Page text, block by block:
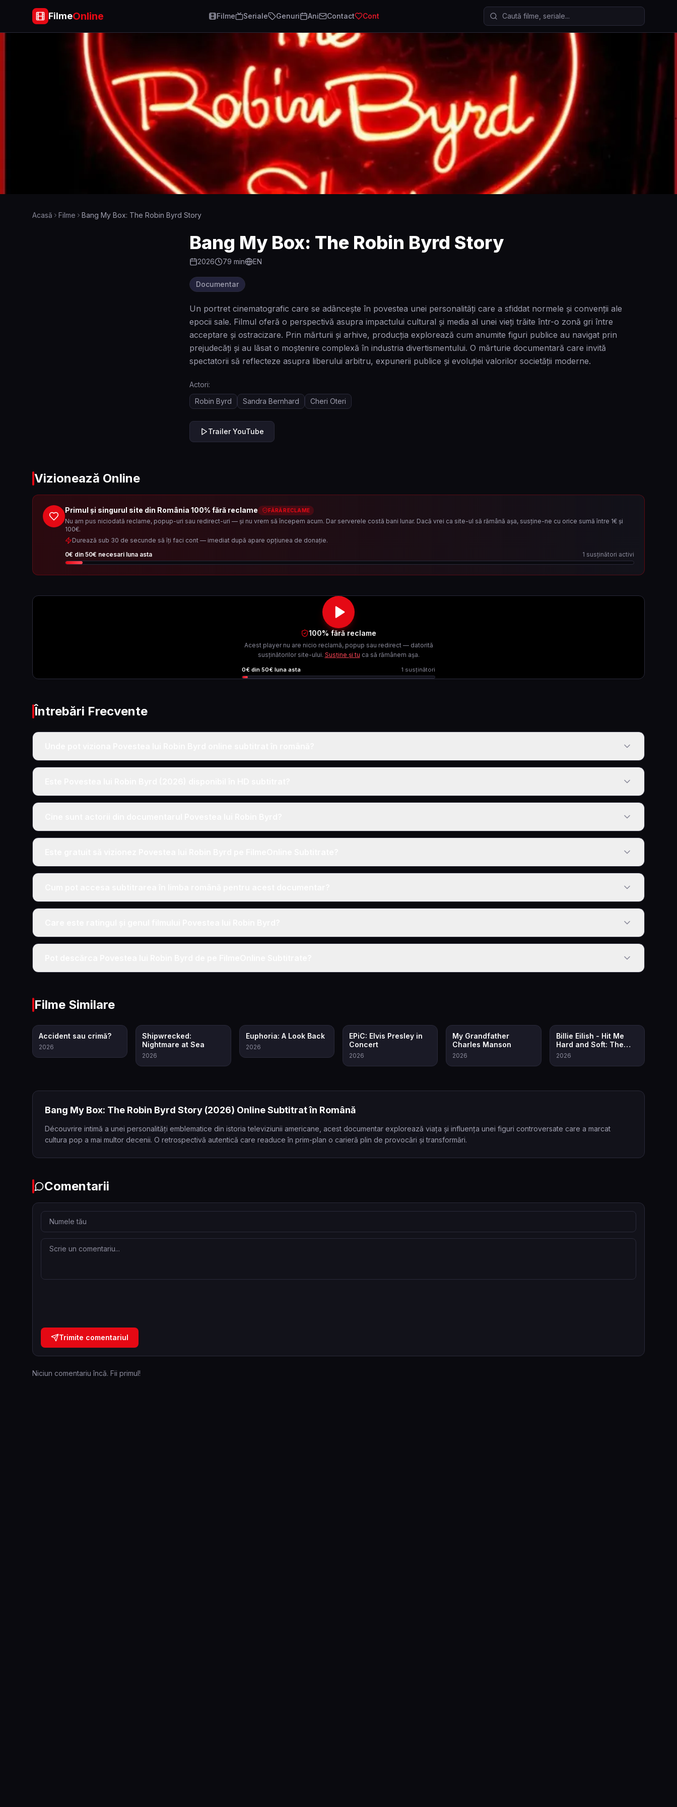
FilmeOnline Filme Seriale Genuri Ani Contact Cont Caută filme și seriale
Acasă Filme Bang My Box: The Robin Byrd Story
Bang My Box: The Robin Byrd Story
2026 79 min EN
Documentar
Un portret cinematografic care se adâncește în povestea unei personalități care a sfiddat normele și convenții ale
epocii sale. Filmul oferă o perspectivă asupra impactului cultural și media al unei vieți trăite într-o zonă gri între
acceptare și ostracizare. Prin mărturii și arhive, producția explorează cum anumite figuri publice au navigat prin
prejudecăți și au lăsat o moștenire complexă în industria divertismentului. O mărturie documentară care invită
spectatorii să reflecteze asupra liberului arbitru, expunerii publice și evoluției valorilor societății moderne.
Actori:
Robin Byrd
Sandra Bernhard Cheri Oteri
Trailer YouTube
Vizionează Online
Primul și singurul site din România 100% fără reclame FĂRĂ RECLAME
Nu am pus niciodată reclame, popup-uri sau redirect-uri — și nu vrem să începem acum. Dar serverele costă bani lunar. Dacă vrei ca site-ul să rămână așa, susține-ne cu orice sumă între 1€ și
100€.
Durează sub 30 de secunde să îți faci cont — imediat după apare opțiunea de donație.
0€ din 50€ necesari luna asta 1 susținători activi
100% fără reclame
Acest player nu are nicio reclamă, popup sau redirect — datorită
susținătorilor site-ului. Susține și tu ca să rămânem așa.
0€ din 50€ luna asta 1 susținători
Întrebări Frecvente
Filme Similare
6.9
Accident sau crimă?
2026
Shipwrecked:
Nightmare at Sea
2026
6.5
Euphoria: A Look Back
2026
8.3
EPiC: Elvis Presley in
Concert
2026
My Grandfather
Charles Manson
2026
Billie Eilish - Hit Me
Hard and Soft: The
Tour (Live in 3D)
2026
Bang My Box: The Robin Byrd Story (2026) Online Subtitrat în Română
Découvrire intimă a unei personalități emblematice din istoria televiziunii americane, acest documentar explorează viața și influența unei figuri controversate care a marcat
cultura pop a mai multor decenii. O retrospectivă autentică care readuce în prim-plan o carieră plin de provocări și transformări.
Comentarii
Trimite comentariul
Niciun comentariu încă. Fii primul!